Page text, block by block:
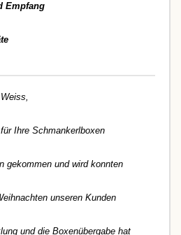
Empfang
Ihre Schmankerlboxen
gekommen und wird konnten
unseren Kunden
und die Boxenübergabe hat